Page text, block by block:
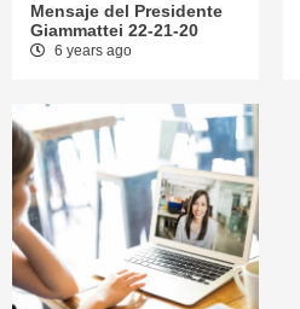
Mensaje del Presidente
Giammattei 22-21-20
6 years ago